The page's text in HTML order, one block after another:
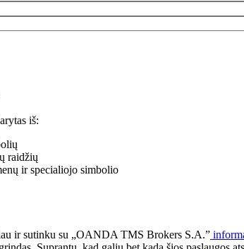
iš:
raidžių
ir specialiojo simbolio
ir sutinku su „OANDA TMS Brokers S.A.”